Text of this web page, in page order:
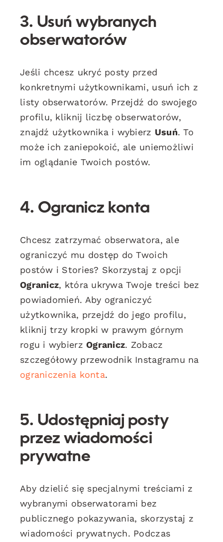
3. Usuń wybranych
obserwatorów
Jeśli chcesz ukryć posty przed
konkretnymi użytkownikami, usuń ich z
listy obserwatorów. Przejdź do swojego
profilu, kliknij liczbę obserwatorów,
znajdź użytkownika i wybierz Usuń. To
może ich zaniepokoić, ale uniemożliwi
im oglądanie Twoich postów.
4. Ogranicz konta
Chcesz zatrzymać obserwatora, ale
ograniczyć mu dostęp do Twoich
postów i Stories? Skorzystaj z opcji
Ogranicz, która ukrywa Twoje treści bez
powiadomień. Aby ograniczyć
użytkownika, przejdź do jego profilu,
kliknij trzy kropki w prawym górnym
rogu i wybierzOgranicz. Zobacz
szczegółowy przewodnik Instagramu na
ograniczenia konta.
5. Udostępniaj posty
przez wiadomości
prywatne
Aby dzielić się specjalnymi treściami z
wybranymi obserwatorami bez
publicznego pokazywania, skorzystaj z
wiadomości prywatnych. Podczas